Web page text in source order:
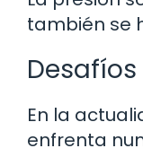
también se
Desafíos
En la
enfrenta